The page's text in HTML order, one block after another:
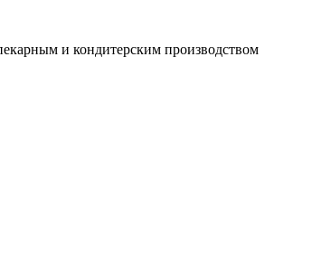
и кондитерским производством